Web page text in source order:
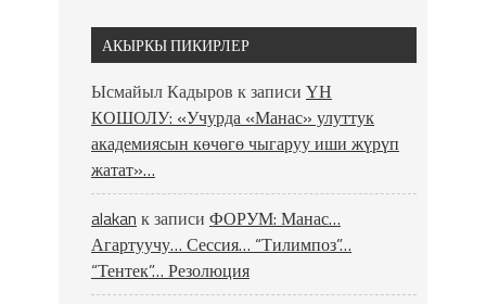
АКЫРКЫ ПИКИРЛЕР
Ысмайыл Кадыров к записи ҮН
КОШОЛУ: «Учурда «Манас» улуттук
академиясын көчөгө чыгаруу иши жүрүп
жатат»…
alakan к записи ФОРУМ: Манас…
Агартуучу… Сессия… “Тилимпоз”…
“Тентек”… Резолюция